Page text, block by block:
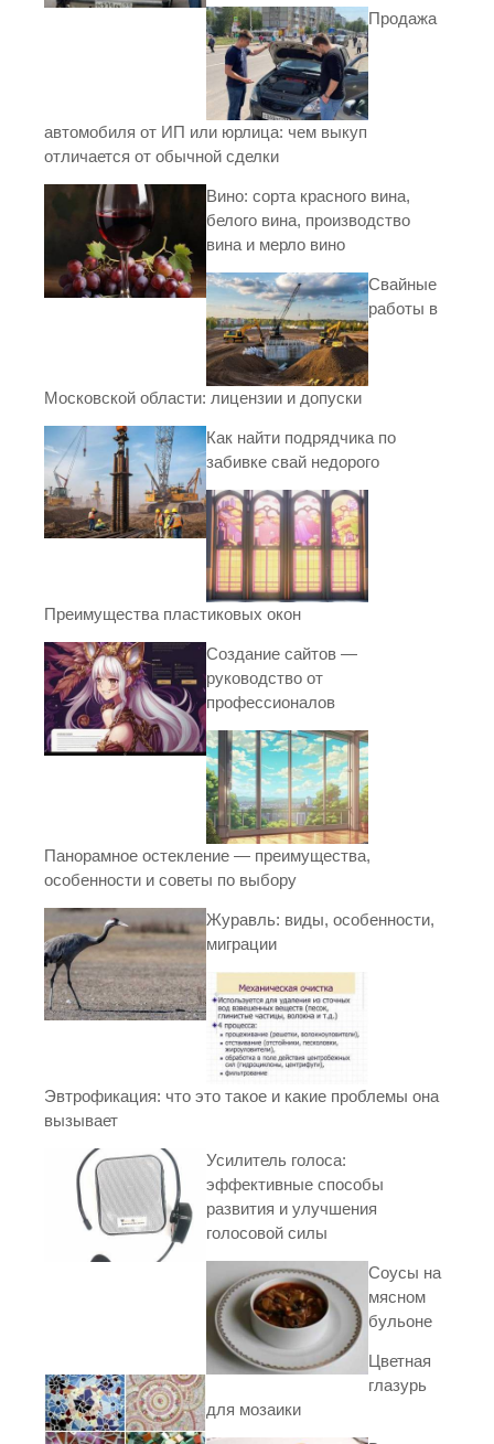
Продажа
автомобиля от ИП или юрлица: чем выкуп
отличается от обычной сделки
Вино: сорта красного вина,
белого вина, производство
вина и мерло вино
Свайные
работы в
Московской области: лицензии и допуски
Как найти подрядчика по
забивке свай недорого
Преимущества пластиковых окон
Создание сайтов —
руководство от
профессионалов
Панорамное остекление — преимущества,
особенности и советы по выбору
Журавль: виды, особенности,
миграции
Эвтрофикация: что это такое и какие проблемы она
вызывает
Усилитель голоса:
эффективные способы
развития и улучшения
голосовой силы
Соусы на
мясном
бульоне
Цветная
глазурь
для мозаики